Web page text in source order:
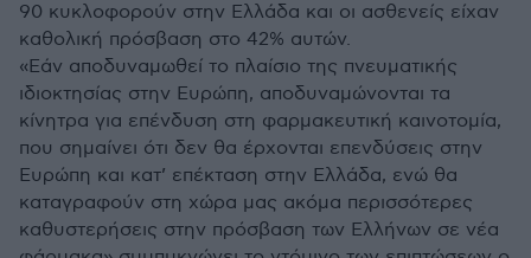
90 κυκλοφορούν στην Ελλάδα και οι ασθενείς είχαν
καθολική πρόσβαση στο 42% αυτών.
«Εάν αποδυναμωθεί το πλαίσιο της πνευματικής
ιδιοκτησίας στην Ευρώπη, αποδυναμώνονται τα
κίνητρα για επένδυση στη φαρμακευτική καινοτομία,
που σημαίνει ότι δεν θα έρχονται επενδύσεις στην
Ευρώπη και κατ’ επέκταση στην Ελλάδα, ενώ θα
καταγραφούν στη χώρα μας ακόμα περισσότερες
καθυστερήσεις στην πρόσβαση των Ελλήνων σε νέα